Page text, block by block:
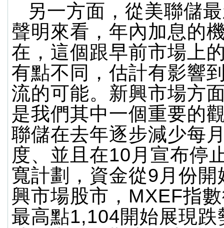
另一方面，從美聯儲
聲明來看，年內加息的
在，這個跟早前市場上
有點不同，估計有影響
流的可能。新興市場方
是我們其中一個重要的
聯儲在去年逐步減少每
度、並且在10月宣布停
寬計劃，資金從9月份開
興市場股市，MXEF指
最高點1,104開始展現跌